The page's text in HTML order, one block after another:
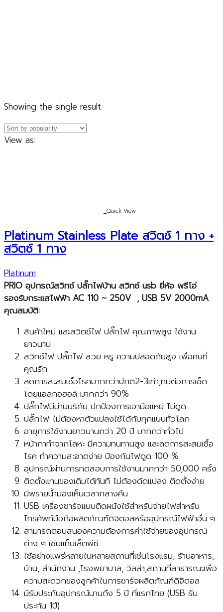
Showing the single result
View as:
Quick View
Platinum Stainless Plate สวิตช์ 1 ทาง +
สวิตช์ 1 ทาง
Platinum
PRIO อุปกรณ์สวิทช์ ปลั๊กไฟบ้าน สวิทช์usb ยี่ห้อ พรีโอ่
รองรับกระแสไฟฟ้า AC 110 ~ 250V , USB 5V 2000mA
คุณสมบัติ:
สินค้าใหม่ และสวิตช์ไฟ ปลั๊กไฟ คุณภาพสูง ใช้งาน
ยาวนาน
สวิทช์ไฟ ปลั๊กไฟ สวย หรู ความปลอดภัยสูง เพื่อคนที่
คุณรัก
ลดการสะสมเชื้อโรคมากกว่าปกติ2-3เท่า,ทนต่อการเช็ด
โดยแอลกอฮอล์ มากกว่า 90%
ปลั๊กไฟมีม่านนริภัย ปกป้องการเอามือแหย่ ไม่ดูด
ปลั๊กไฟ ไม่ต้องหาตัวแปลงใช้ได้กับทุกแบบทั่วโลก
อายุการใช้งานยาวนานกว่า 20 ปี มากกว่าทั่วไป
หน้ากาทำจากโลหะ มีความทนทานสูง และลดการสะสมเชื้อ
โรค ทำความสะอาดง่าย ป้องกันไฟดูด 100 %
อุปกรณ์ผ่านการทดสอบการใช้งานมากกว่า 50,000 ครั้ง
ติดตั้งแทนของเดิมได้ทันที ไม่ต้องดัดแปลง ติดตั้งง่าย
มีพรายน้ำมองเห็นเวลากลางคืน
USB เครื่องชาร์จแบบติดผนังใช้สำหรับจ่ายไฟสำหรับ
โทรศัพท์มือถือผลิตภัณฑ์ดิจิตอลหรืออุปกรณ์ไฟฟ้าอื่น ๆ
สามารถตอบสนองความต้องการค่าใช้จ่ายของอุปกรณ์
ต่าง ๆ เช่นแท็บเล็ตพีซี
ใช้อย่างแพร่หลายในหลายสถานที่เช่นโรงแรม, ร้านอาหาร,
บ้าน, สำนักงาน ,โรงพยาบาล, วิลล่า,สถานที่สาธารณะเพื่อ
ความสะดวกของลูกค้าในการชาร์จผลิตภัณฑ์ดิจิตอล
มีรับประกันอุปกรณ์นานถึง 5 ปี ที่แรกไทย (USB รับ
ประกัน 1ปี)